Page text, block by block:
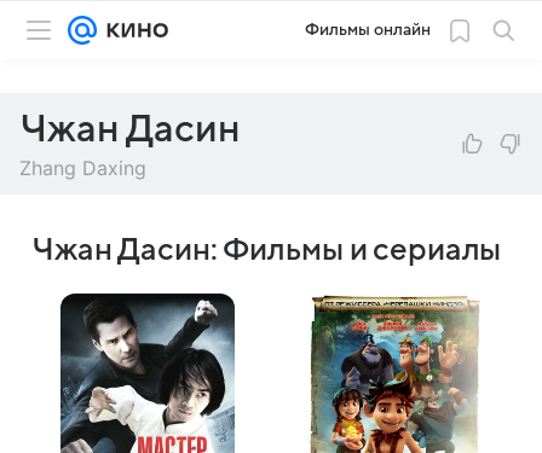
Фильмы онлайн
Чжан Дасин
Zhang Daxing
Чжан Дасин: Фильмы и сериалы